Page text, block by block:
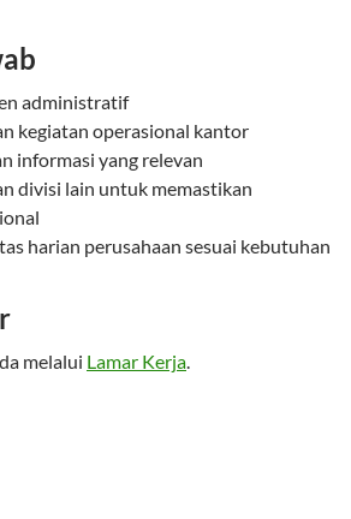
administratif
kegiatan operasional kantor
informasi yang relevan
divisi lain untuk memastikan
harian perusahaan sesuai kebutuhan
melalui Lamar Kerja.